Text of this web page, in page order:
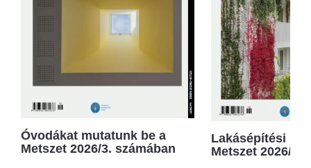
Óvodákat mutatunk be a
Metszet 2026/3. számában
Lakásépítési
Metszet 2026/2.